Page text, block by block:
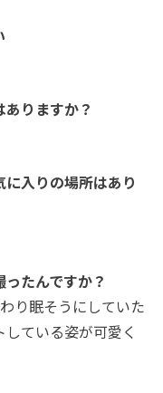
りますか？
入りの場所はあり
たんですか？
り眠そうにしていた
ている姿が可愛く